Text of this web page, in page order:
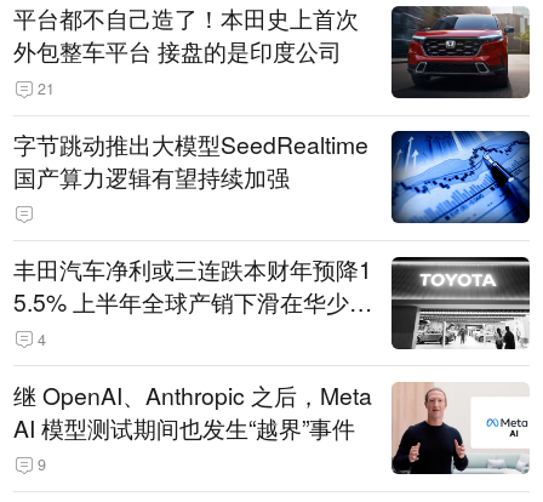
平台都不自己造了！本田史上首次
外包整车平台 接盘的是印度公司
21
字节跳动推出大模型SeedRealtime
国产算力逻辑有望持续加强
丰田汽车净利或三连跌本财年预降1
5.5% 上半年全球产销下滑在华少卖
14.3万辆
4
继 OpenAI、Anthropic 之后，Meta
AI 模型测试期间也发生“越界”事件
9